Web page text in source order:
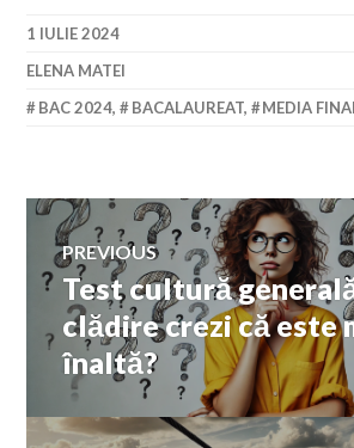
1 IULIE 2024
ELENA MATEI
BAC 2024, BACALAUREAT, MEDIA
Navigare
în
articole
PREVIOUS
Previous
post:
Test cultură
clădire crezi că este
înaltă?